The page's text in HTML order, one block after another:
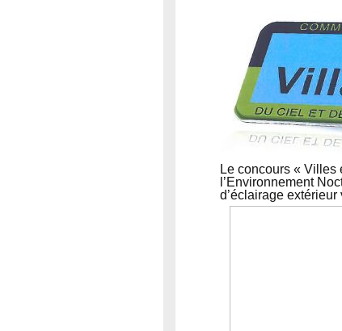
Le concours « Villes
l’Environnement
d’éclairage